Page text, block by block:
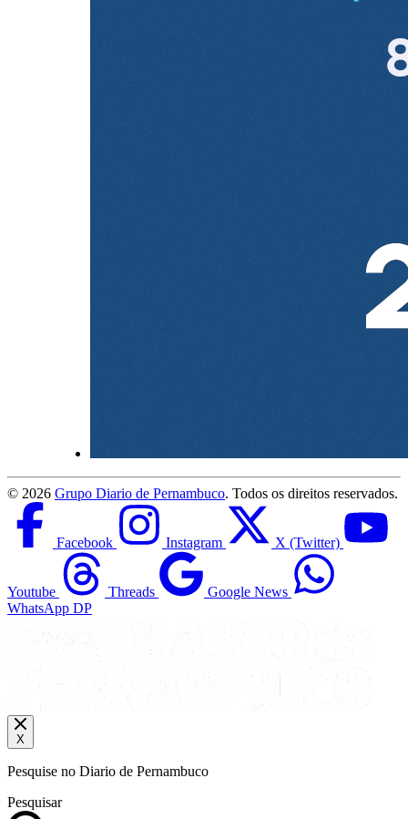
© 2026 Grupo Diario de Pernambuco. Todos os direitos reservados.
Facebook Instagram X (Twitter)
Youtube Threads
Google News
WhatsApp DP
X
Pesquise no Diario de Pernambuco
Pesquisar